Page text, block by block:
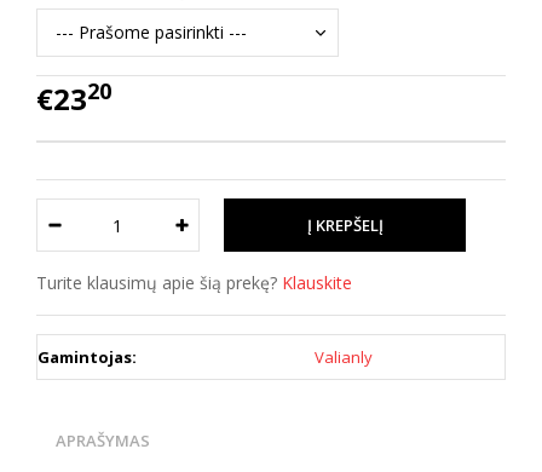
€2320
Turite klausimų apie šią prekę? Klauskite
Gamintojas: Valianly
APRAŠYMAS